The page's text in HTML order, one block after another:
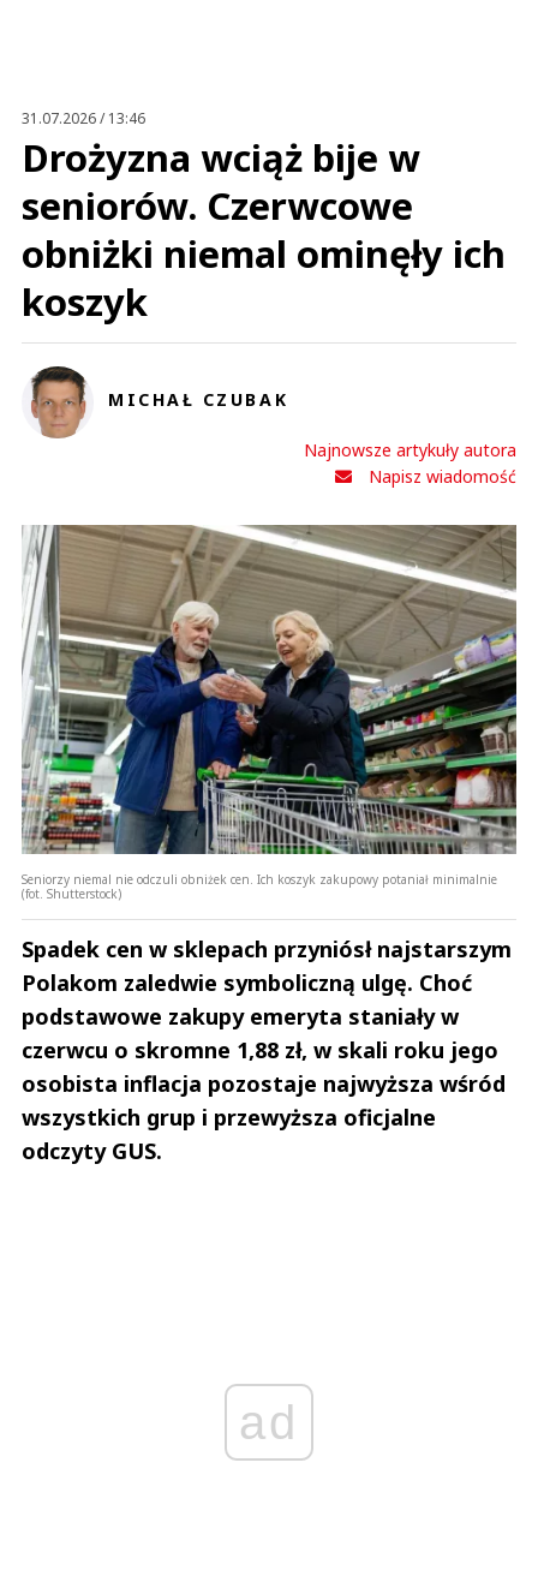
31.07.2026 / 13:46
Drożyzna wciąż bije w
seniorów. Czerwcowe
obniżki niemal ominęły ich
koszyk
MICHAŁ CZUBAK
Najnowsze artykuły autora
Napisz wiadomość
Seniorzy niemal nie odczuli obniżek cen. Ich koszyk zakupowy potaniał minimalnie
(fot. Shutterstock)
Spadek cen w sklepach przyniósł najstarszym
Polakom zaledwie symboliczną ulgę. Choć
podstawowe zakupy emeryta staniały w
czerwcu o skromne 1,88 zł, w skali roku jego
osobista inflacja pozostaje najwyższa wśród
wszystkich grup i przewyższa oficjalne
odczyty GUS.
ad